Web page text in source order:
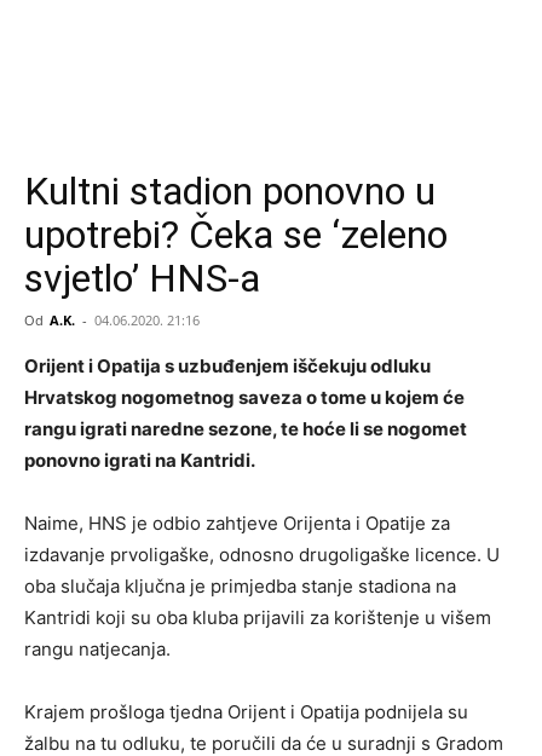
Kultni stadion ponovno u
upotrebi? Čeka se ‘zeleno
svjetlo’ HNS-a
Od A.K. - 04.06.2020. 21:16
Orijent i Opatija s uzbuđenjem iščekuju odluku
Hrvatskog nogometnog saveza o tome u kojem će
rangu igrati naredne sezone, te hoće li se nogomet
ponovno igrati na Kantridi.
Naime, HNS je odbio zahtjeve Orijenta i Opatije za
izdavanje prvoligaške, odnosno drugoligaške licence. U
oba slučaja ključna je primjedba stanje stadiona na
Kantridi koji su oba kluba prijavili za korištenje u višem
rangu natjecanja.
Krajem prošloga tjedna Orijent i Opatija podnijela su
žalbu na tu odluku, te poručili da će u suradnji s Gradom